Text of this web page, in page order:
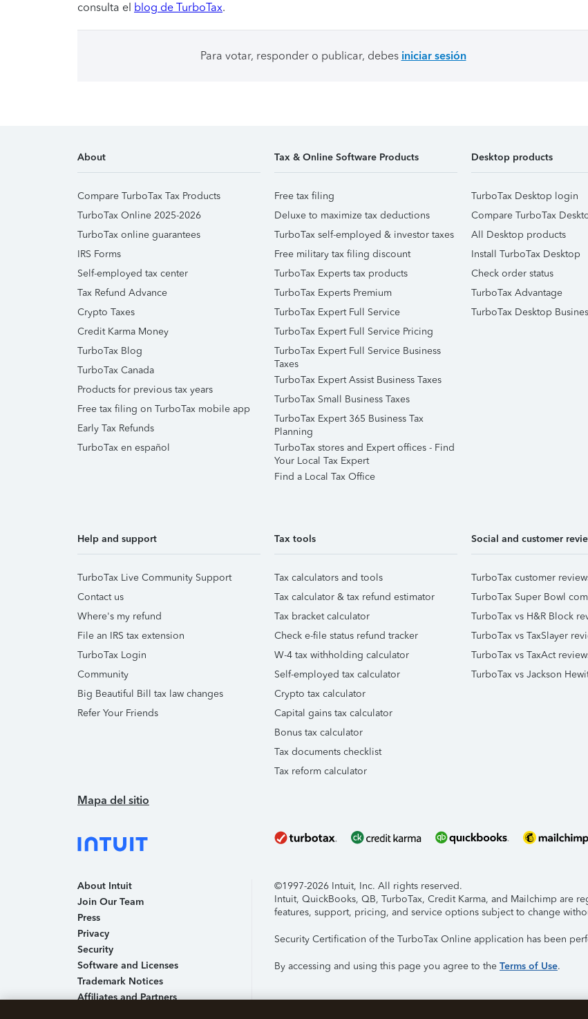
consulta el blog de TurboTax.
Para votar, responder o publicar, debes iniciar sesión
About
Compare TurboTax Tax Products
TurboTax Online 2025-2026
TurboTax online guarantees
IRS Forms
Self-employed tax center
Tax Refund Advance
Crypto Taxes
Credit Karma Money
TurboTax Blog
TurboTax Canada
Products for previous tax years
Free tax filing on TurboTax mobile app
Early Tax Refunds
TurboTax en español
Tax & Online Software Products
Free tax filing
Deluxe to maximize tax deductions
TurboTax self-employed & investor taxes
Free military tax filing discount
TurboTax Experts tax products
TurboTax Experts Premium
TurboTax Expert Full Service
TurboTax Expert Full Service Pricing
TurboTax Expert Full Service Business
Taxes
TurboTax Expert Assist Business Taxes
TurboTax Small Business Taxes
TurboTax Expert 365 Business Tax
Planning
TurboTax stores and Expert offices - Find
Your Local Tax Expert
Find a Local Tax Office
Desktop products
TurboTax Desktop login
Compare TurboTax
All Desktop products
Install TurboTax Desktop
Check order status
TurboTax Advantage
TurboTax Desktop
Help and support
TurboTax Live Community Support
Contact us
Where's my refund
File an IRS tax extension
TurboTax Login
Community
Big Beautiful Bill tax law changes
Refer Your Friends
Tax tools
Tax calculators and tools
Tax calculator & tax refund estimator
Tax bracket calculator
Check e-file status refund tracker
W-4 tax withholding calculator
Self-employed tax calculator
Crypto tax calculator
Capital gains tax calculator
Bonus tax calculator
Tax documents checklist
Tax reform calculator
Social and customer
TurboTax customer
TurboTax Super Bowl
TurboTax vs H&R Block
TurboTax vs TaxSlayer
TurboTax vs TaxAct
TurboTax vs Jackson
Mapa del sitio
About Intuit
Join Our Team
Press
Privacy
Security
Software and Licenses
Trademark Notices
Affiliates and Partners
©1997-2026 Intuit, Inc. All rights reserved.
Intuit, QuickBooks, QB, TurboTax, Credit Karma, and Mailchimp are
features, support, pricing, and service options subject to change
Security Certification of the TurboTax Online application has been
By accessing and using this page you agree to the Terms of Use.